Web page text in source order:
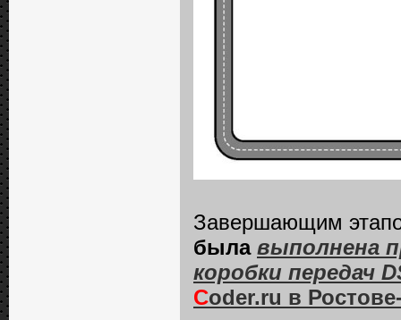
Завершающим
была выполнена
коробки передач
Coder.ru в